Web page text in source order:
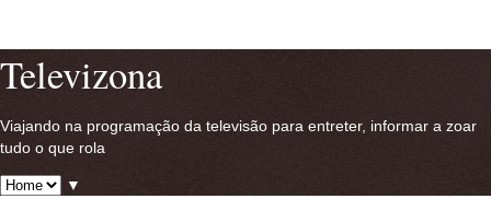
Televizona
Viajando na programação da televisão para entreter, informar a zoar
tudo o que rola
▼